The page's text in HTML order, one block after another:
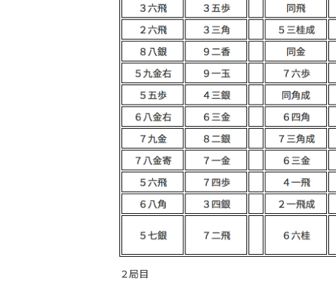
２局目